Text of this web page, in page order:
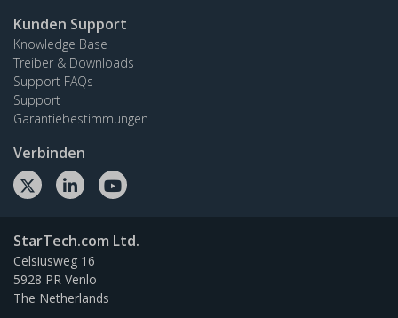
Kunden Support
Knowledge Base
Treiber & Downloads
Support FAQs
Support
Garantiebestimmungen
Verbinden
StarTech.com Ltd.
Celsiusweg 16
5928 PR Venlo
The Netherlands